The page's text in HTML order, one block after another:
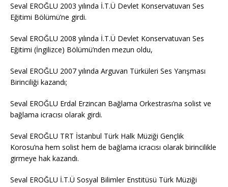
Seval EROĞLU 2003 yılında İ.T.Ü Devlet Konservatuvarı Ses
Eğitimi Bölümü’ne girdi.
Seval EROĞLU 2008 yılında İ.T.Ü Devlet Konservatuvarı Ses
Eğitimi (İngilizce) Bölümü’nden mezun oldu,
Seval EROĞLU 2007 yılında Arguvan Türküleri Ses Yarışması
Birinciliği kazandı;
Seval EROĞLU Erdal Erzincan Bağlama Orkestrası’na solist ve
bağlama icracısı olarak girdi.
Seval EROĞLU TRT İstanbul Türk Halk Müziği Gençlik
Korosu’na hem solist hem de bağlama icracısı olarak birincilikle
girmeye hak kazandı.
Seval EROĞLU İ.T.Ü Sosyal Bilimler Enstitüsü Türk Müziği